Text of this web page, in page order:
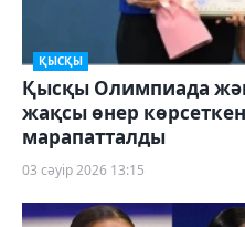
ҚЫСҚЫ
Қысқы Олимпиада
жақсы өнер
марапатталды
03 сәуір 2026 13:15